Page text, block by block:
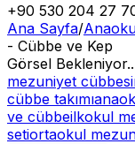
+90 530 204 27
Ana Sayfa/
- Cübbe ve Kep
Görsel
mezuniyet cübbesi
cübbe takımı
ve cübbeilkokul
setiortaokul